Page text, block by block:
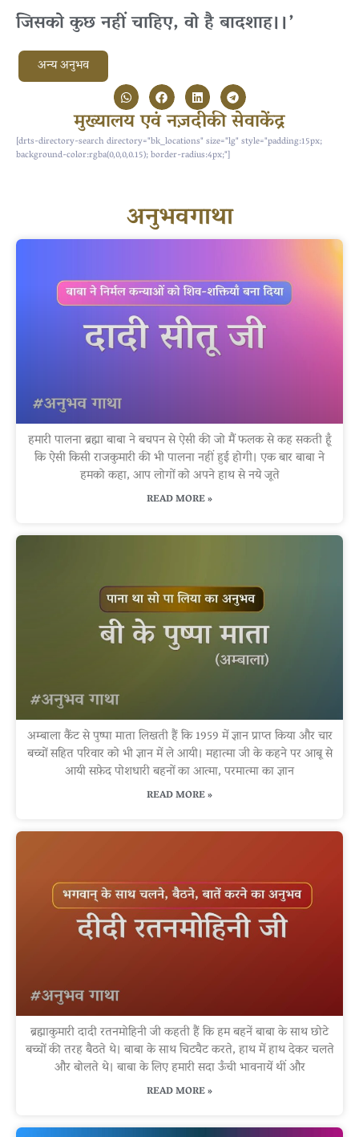
जिसको कुछ नहीं चाहिए, वो है बादशाह।।’
अन्य अनुभव
मुख्यालय एवं नज़दीकी सेवाकेंद्र
[drts-directory-search directory="bk_locations" size="lg" style="padding:15px;
background-color:rgba(0,0,0,0.15); border-radius:4px;"]
अनुभवगाथा
हमारी पालना ब्रह्मा बाबा ने बचपन से ऐसी की जो मैं फलक से कह सकती हूँ
कि ऐसी किसी राजकुमारी की भी पालना नहीं हुई होगी। एक बार बाबा ने
हमको कहा, आप लोगों को अपने हाथ से नये जूते
READ MORE »
अम्बाला कैंट से पुष्पा माता लिखती हैं कि 1959 में ज्ञान प्राप्त किया और चार
बच्चों सहित परिवार को भी ज्ञान में ले आयी। महात्मा जी के कहने पर आबू से
आयी सफ़ेद पोशधारी बहनों का आत्मा, परमात्मा का ज्ञान
READ MORE »
ब्रह्माकुमारी दादी रतनमोहिनी जी कहती हैं कि हम बहनें बाबा के साथ छोटे
बच्चों की तरह बैठते थे। बाबा के साथ चिटचैट करते, हाथ में हाथ देकर चलते
और बोलते थे। बाबा के लिए हमारी सदा ऊँची भावनायें थीं और
READ MORE »